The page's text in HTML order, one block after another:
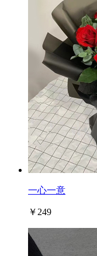
一心一意
￥249